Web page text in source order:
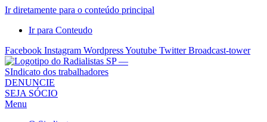
Ir diretamente para o conteúdo principal
Ir para Conteudo
Facebook Instagram WordpressYoutube Twitter Broadcast-tower
Sindicato
dos
Radialistas
DENUNCIE
SEJA SÓCIO
Menu